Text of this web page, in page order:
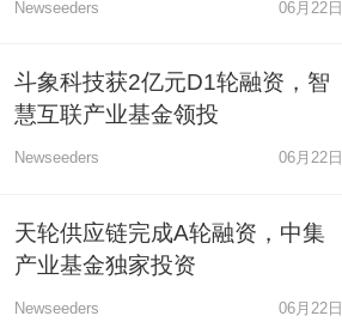
Newseeders 06月22日
斗象科技获2亿元D1轮融资，智
慧互联产业基金领投
Newseeders 06月22日
天轮供应链完成A轮融资，中集
产业基金独家投资
Newseeders 06月22日